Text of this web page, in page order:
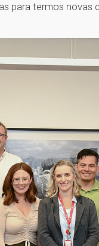
para termos novas